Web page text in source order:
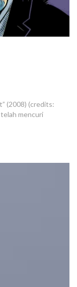
(2008) (credits:
mencuri